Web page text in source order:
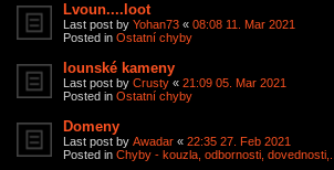
Lvoun....loot
Last post by Yohan73 « 08:08 11. Mar 2021
Posted in Ostatní chyby
Iounské kameny
Last post by Crusty « 21:09 05. Mar 2021
Posted in Ostatní chyby
Domeny
Last post by Awadar « 22:35 27. Feb 2021
Posted in Chyby - kouzla, odbornosti, dovednosti,...